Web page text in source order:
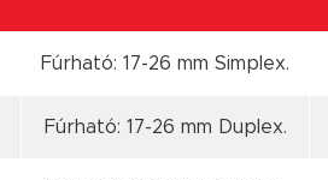
Fúrható: 17-26 mm Simplex.
Fúrható: 17-26 mm Duplex.